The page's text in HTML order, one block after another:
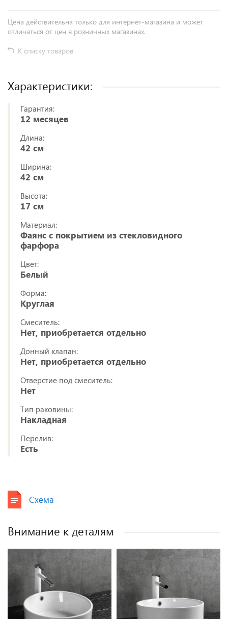
Цена действительна только для интернет-магазина и может
отличаться от цен в розничных магазинах.
К списку товаров
Характеристики:
Гарантия:
12 месяцев
Длина:
42 см
Ширина:
42 см
Высота:
17 см
Материал:
Фаянс с покрытием из стекловидного
фарфора
Цвет:
Белый
Форма:
Круглая
Смеситель:
Нет, приобретается отдельно
Донный клапан:
Нет, приобретается отдельно
Отверстие под смеситель:
Нет
Тип раковины:
Накладная
Перелив:
Есть
Схема
Внимание к деталям